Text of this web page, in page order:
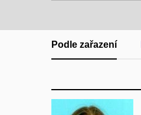
Podle zařazení